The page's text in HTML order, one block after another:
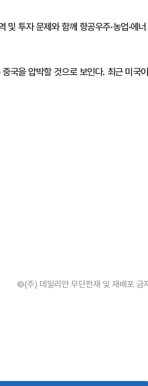
투자 문제와 함께 항공우주·농업·에너
국을 압박할 것으로 보인다. 최근 미국
©(주) 데일리안 무단전재 및 재배포 금